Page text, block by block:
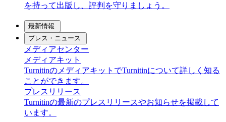
を持って出版し、評判を守りましょう。
最新情報
プレス・ニュース
メディアセンター
メディアキット
TurnitinのメディアキットでTurnitinについて詳しく知る
ことができます。
プレスリリース
Turnitinの最新のプレスリリースやお知らせを掲載して
います。